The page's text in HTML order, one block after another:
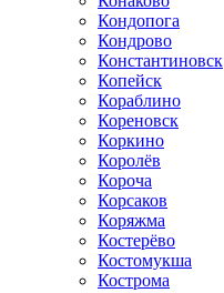
Кондопога
Кондрово
Константиновск
Копейск
Кораблино
Кореновск
Коркино
Королёв
Короча
Корсаков
Коряжма
Костерёво
Костомукша
Кострома